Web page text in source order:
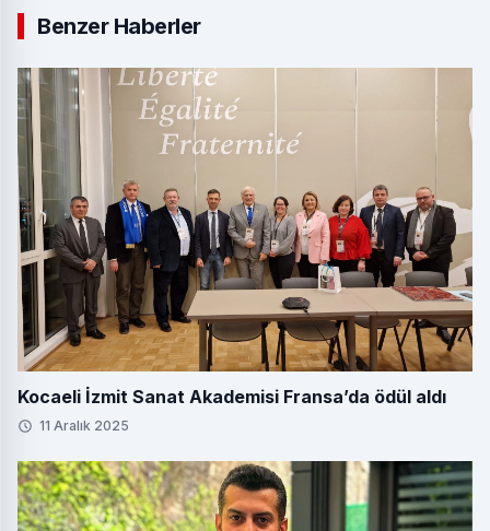
Benzer Haberler
Kocaeli İzmit Sanat Akademisi Fransa’da ödül aldı
11 Aralık 2025